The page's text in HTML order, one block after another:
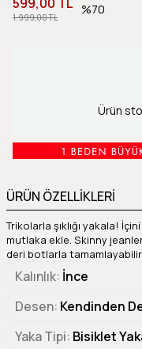
1.999,00 TL
70
Ürün
ÜRÜN ÖZELLİKLERİ
Trikolarla şıklığı yakala!
mutlaka ekle. Skinny
deri botlarla
Kalınlık İnce
Desen Kendinden
Yaka Tipi Bisiklet